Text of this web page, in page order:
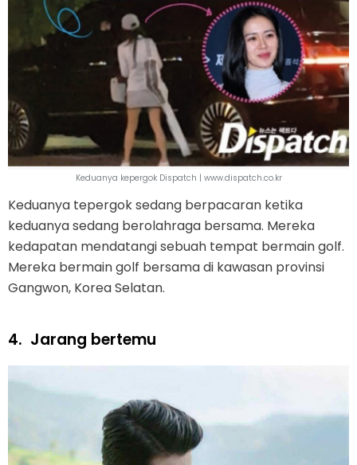
Keduanya kepergok Dispatch | www.dispatch.co.kr
Keduanya tepergok sedang berpacaran ketika
keduanya sedang berolahraga bersama. Mereka
kedapatan mendatangi sebuah tempat bermain golf.
Mereka bermain golf bersama di kawasan provinsi
Gangwon, Korea Selatan.
4. Jarang bertemu